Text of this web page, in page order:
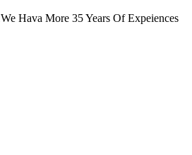
We Hava More 35 Years Of Expeiences